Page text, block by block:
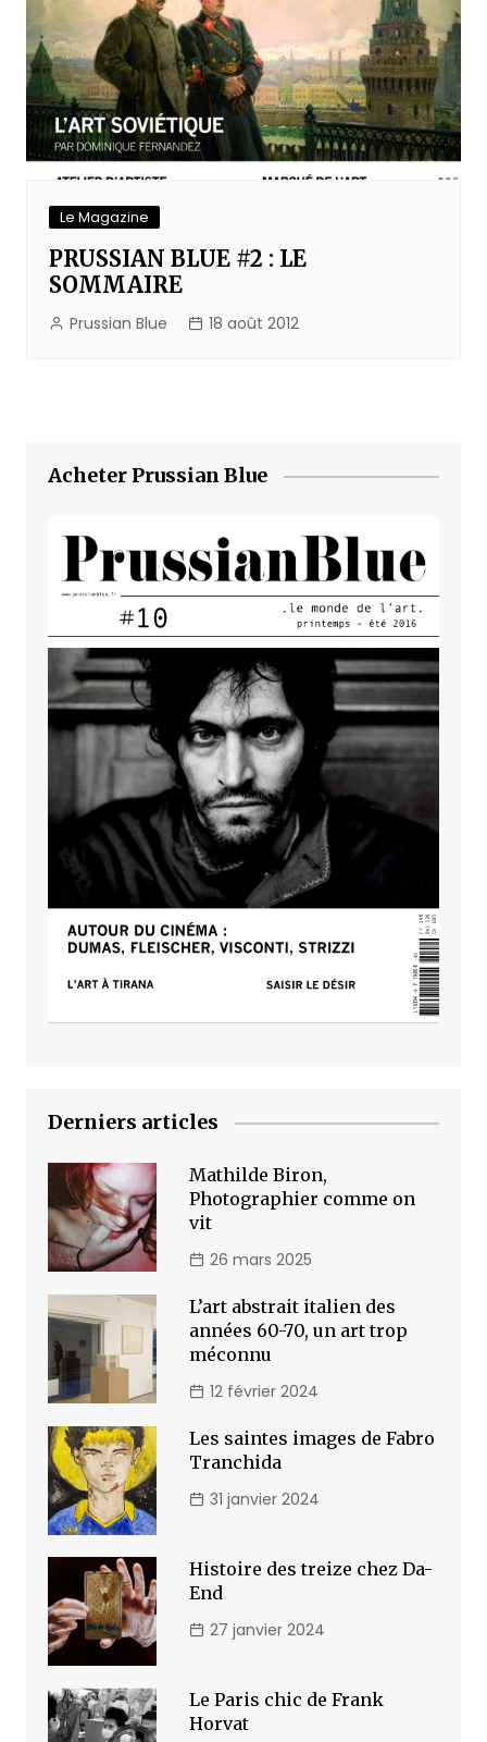
Le Magazine
PRUSSIAN BLUE #2 : LE
SOMMAIRE
Prussian Blue 18 août 2012
Acheter Prussian Blue
Derniers articles
Mathilde Biron,
Photographier comme on
vit
26 mars 2025
L’art abstrait italien des
années 60-70, un art trop
méconnu
12 février 2024
Les saintes images de Fabro
Tranchida
31 janvier 2024
Histoire des treize chez Da-
End
27 janvier 2024
Le Paris chic de Frank
Horvat